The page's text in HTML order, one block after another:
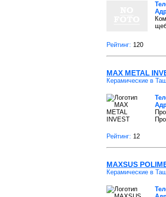
Рейтинг: 120
MAX METAL
Керамические в
Рейтинг: 12
MAXSUS
Керамические в